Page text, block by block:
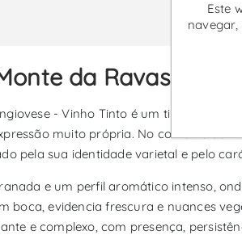
da
- Vinho Tinto é um tinto do
muito própria. No contexto da
pela sua identidade varietal e pelo
e um perfil aromático intenso,
boca, evidencia frescura e nuances
e complexo, com presença,
Este